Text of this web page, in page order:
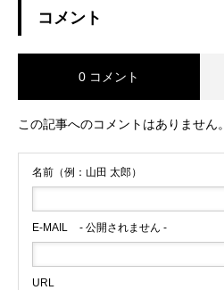
コメント
0 コメント
この記事へのコメントはありません。
名前（例：山田 太郎）
E-MAIL - 公開されません -
URL